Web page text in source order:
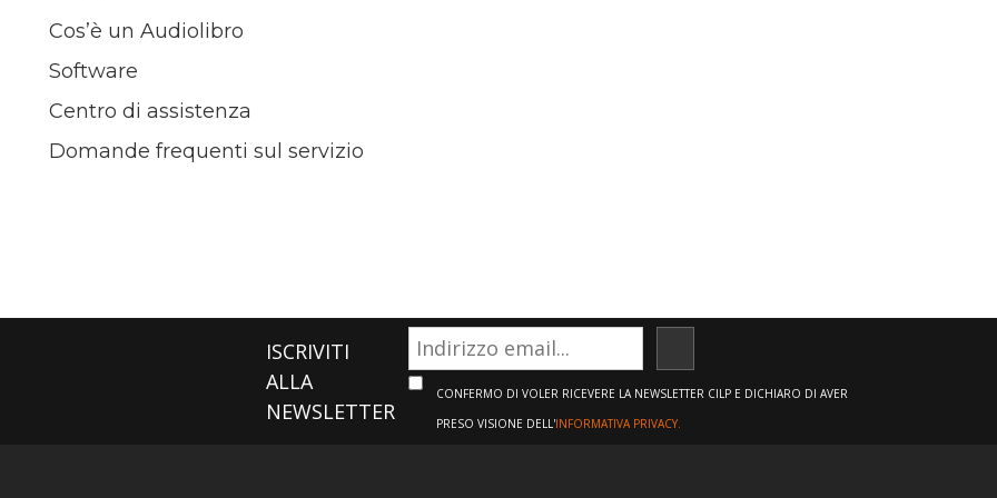
Cos’è un Audiolibro
Software
Centro di assistenza
Domande frequenti sul servizio
ISCRIVITI
ALLA
NEWSLETTER
CONFERMO DI VOLER RICEVERE LA NEWSLETTER CILP E DICHIARO DI AVER
PRESO VISIONE DELL'INFORMATIVA PRIVACY.